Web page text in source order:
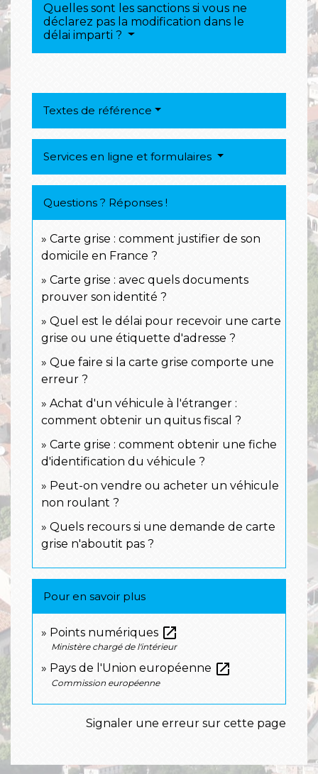
Quelles sont les sanctions si vous ne
déclarez pas la modification dans le
délai imparti ?
Textes de référence
Services en ligne et formulaires
Questions ? Réponses !
Carte grise : comment justifier de son
domicile en France ?
Carte grise : avec quels documents
prouver son identité ?
Quel est le délai pour recevoir une carte
grise ou une étiquette d'adresse ?
Que faire si la carte grise comporte une
erreur ?
Achat d'un véhicule à l'étranger :
comment obtenir un quitus fiscal ?
Carte grise : comment obtenir une fiche
d'identification du véhicule ?
Peut-on vendre ou acheter un véhicule
non roulant ?
Quels recours si une demande de carte
grise n'aboutit pas ?
Pour en savoir plus
Points numériques open_in_new
Ministère chargé de l'intérieur
Pays de l'Union européenne open_in_new
Commission européenne
Signaler une erreur sur cette page